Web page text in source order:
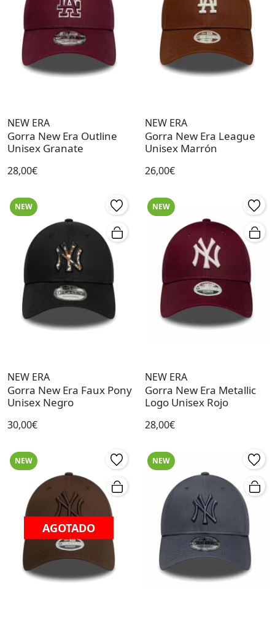
NEW ERA
Gorra New Era Outline
Unisex Granate
28,00€
NEW ERA
Gorra New Era League
Unisex Marrón
26,00€
NEW
NEW ERA
Gorra New Era Faux Pony
Unisex Negro
30,00€
NEW
NEW ERA
Gorra New Era Metallic
Logo Unisex Rojo
28,00€
NEW
AGOTADO
NEW